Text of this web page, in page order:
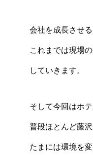
会社を成長させ
これまでは現場
していきます。
そして今回はホ
普段ほとんど藤
たまには環境を